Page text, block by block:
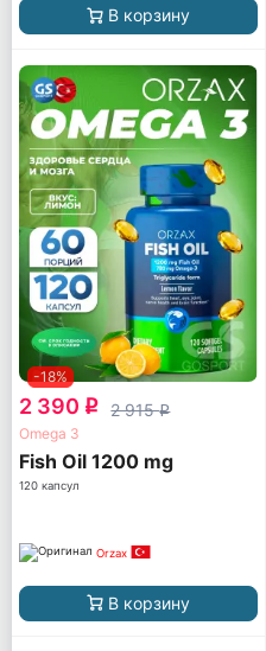
В корзину
-18%
2 390 q 2 915q
Omega 3
Fish Oil 1200 mg
120 капсул
Orzax
В корзину